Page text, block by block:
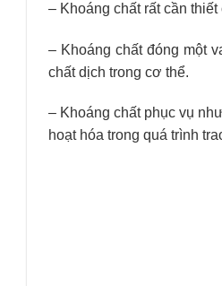
– Khoáng chất rất cần
– Khoáng chất đóng một
chất dịch trong cơ thể.
– Khoáng chất phục vụ
hoạt hóa trong quá trình